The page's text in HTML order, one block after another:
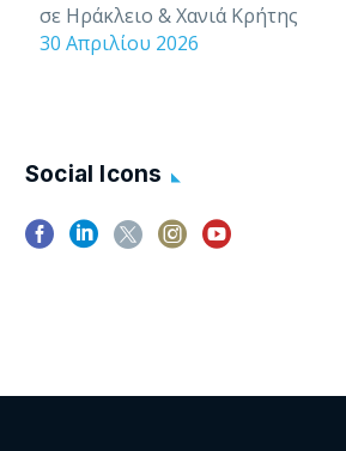
σε Ηράκλειο & Χανιά Κρήτης
30 Απριλίου 2026
Social Icons